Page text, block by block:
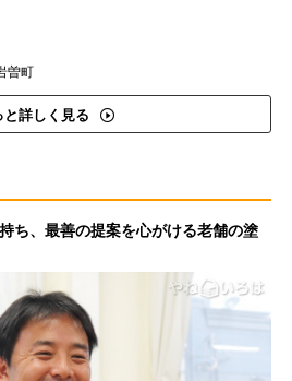
曽町
と詳しく見る
ち、最善の提案を心がける老舗の塗